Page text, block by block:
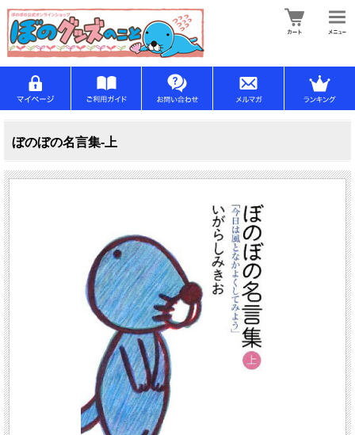
ぼのぼの名言集-上